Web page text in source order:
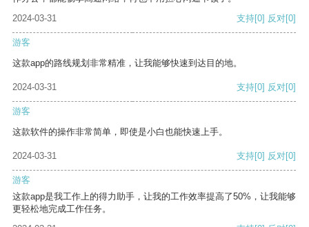
2024-03-31
支持[0] 反对[0]
游客
这款app的路线规划非常精准，让我能够快速到达目的地。
2024-03-31 支持[0] 反对[0]
游客
这款软件的操作非常简单，即使是小白也能快速上手。
2024-03-31 支持[0] 反对[0]
游客
这款app是我工作上的得力助手，让我的工作效率提高了50%，让我能够
更轻松地完成工作任务。